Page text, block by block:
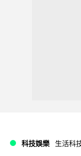
科技娛樂 生活科